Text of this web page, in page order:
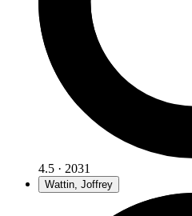
4.5 · 2031
Wattin, Joffrey